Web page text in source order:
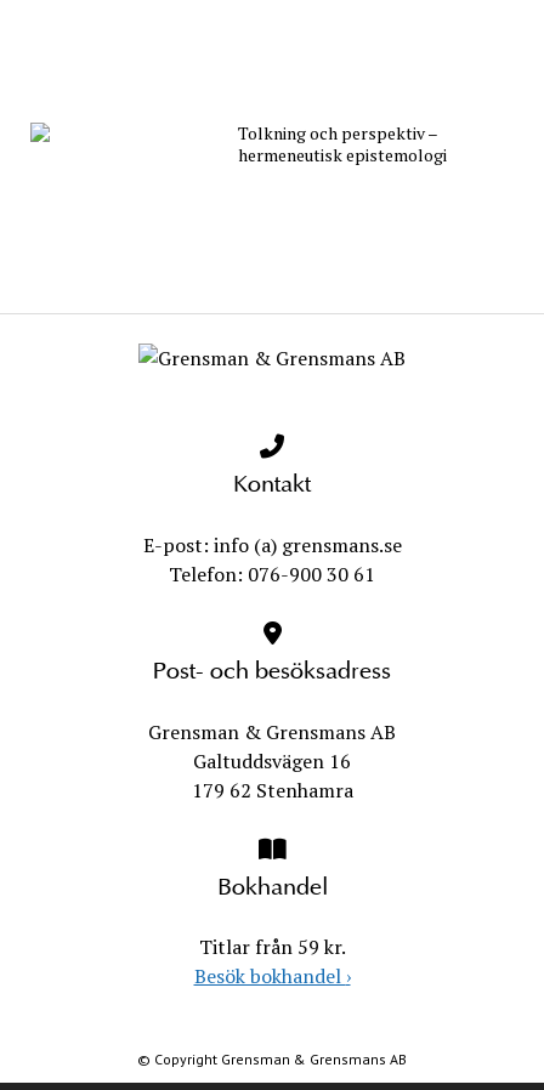
Tolkning och perspektiv –
hermeneutisk epistemologi
Kontakt
E-post: info (a) grensmans.se
Telefon: 076-900 30 61
Post- och besöksadress
Grensman & Grensmans AB
Galtuddsvägen 16
179 62 Stenhamra
Bokhandel
Titlar från 59 kr.
Besök bokhandel ›
© Copyright Grensman & Grensmans AB